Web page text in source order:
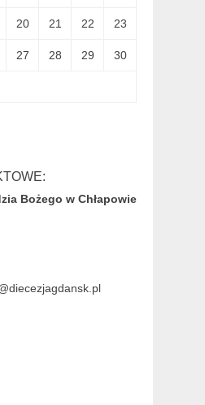
20 21 22 23
27 28 29 30
Bożego w Chłapowie